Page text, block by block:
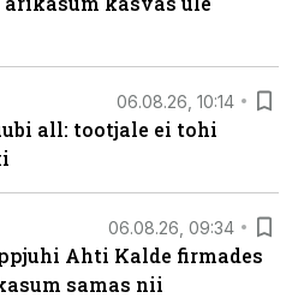
06.08.26, 10:14
all: tootjale ei tohi
06.08.26, 09:34
Ahti Kalde firmades
samas nii